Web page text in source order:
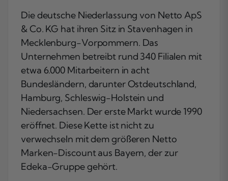
Die deutsche Niederlassung von Netto ApS
& Co. KG hat ihren Sitz in Stavenhagen in
Mecklenburg-Vorpommern. Das
Unternehmen betreibt rund 340 Filialen mit
etwa 6.000 Mitarbeitern in acht
Bundesländern, darunter Ostdeutschland,
Hamburg, Schleswig-Holstein und
Niedersachsen. Der erste Markt wurde 1990
eröffnet. Diese Kette ist nicht zu
verwechseln mit dem größeren Netto
Marken-Discount aus Bayern, der zur
Edeka-Gruppe gehört.